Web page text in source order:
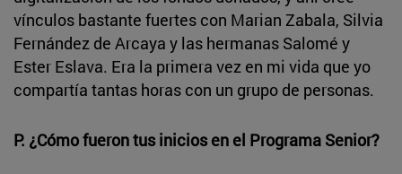
vínculos bastante fuertes con Marian Zabala, Silvia
Fernández de Arcaya y las hermanas Salomé y
Ester Eslava. Era la primera vez en mi vida que yo
compartía tantas horas con un grupo de personas.
P. ¿Cómo fueron tus inicios en el Programa Senior?